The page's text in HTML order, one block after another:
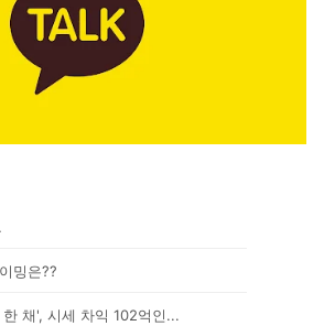
밍은??
채', 시세 차익 102억인...